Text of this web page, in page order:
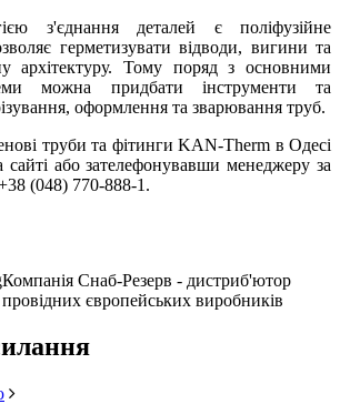
з'єднання деталей є поліфузійне
герметизувати відводи, вигини та
архітектуру. Тому поряд з основними
можна придбати інструменти та
оформлення та зварювання труб.
труби та фітинги KAN-Therm в Одесі
або зателефонувавши менеджеру за
(048) 770-888-1.
Компанія Снаб-Резерв - дистриб'ютор
провідних європейських виробників